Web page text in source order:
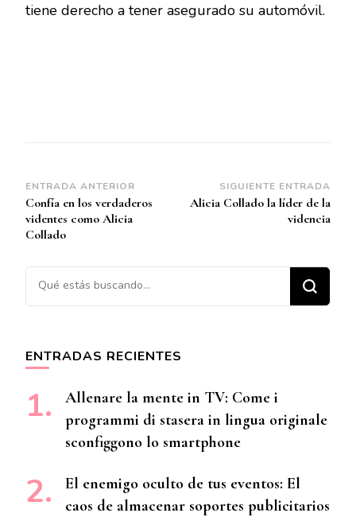
tiene derecho a tener asegurado su automóvil.
Navegación
de
entradas
ENTRADA ANTERIOR
Confía en los verdaderos
videntes como Alicia
Collado
SIGUIENTE ENTRADA
Alicia Collado la líder de la
videncia
¿Buscas algo?
ENTRADAS RECIENTES
Allenare la mente in TV: Come i
programmi di stasera in lingua originale
sconfiggono lo smartphone
El enemigo oculto de tus eventos: El
caos de almacenar soportes publicitarios